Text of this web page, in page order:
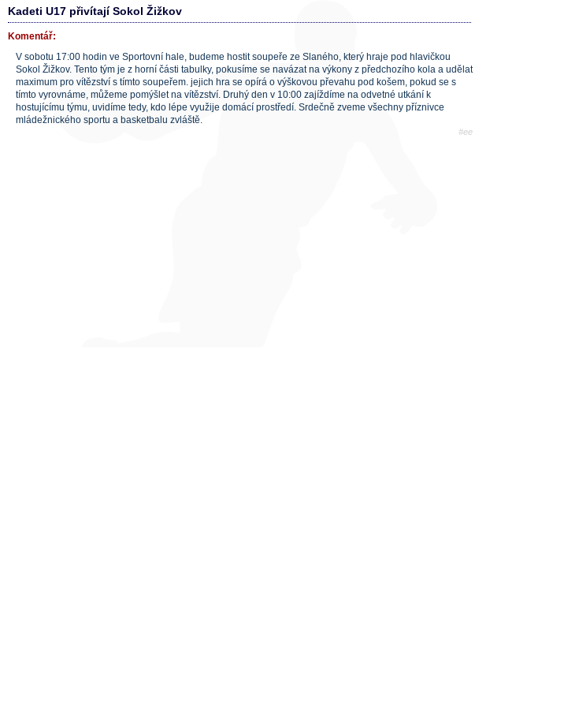
Kadeti U17 přivítají Sokol Žižkov
Komentář:
V sobotu 17:00 hodin ve Sportovní hale, budeme hostit soupeře ze Slaného, který hraje pod hlavičkou
Sokol Žižkov. Tento tým je z horní části tabulky, pokusíme se navázat na výkony z předchozího kola a udělat
maximum pro vítězství s tímto soupeřem. jejich hra se opírá o výškovou převahu pod košem, pokud se s
tímto vyrovnáme, můžeme pomýšlet na vítězství. Druhý den v 10:00 zajíždíme na odvetné utkání k
hostujícímu týmu, uvidíme tedy, kdo lépe využije domácí prostředí. Srdečně zveme všechny příznivce
mládežnického sportu a basketbalu zvláště.
#ee